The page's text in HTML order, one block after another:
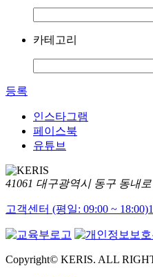
카테고리
등록
인스타그램
페이스북
유튜브
41061 대구광역시 동구 동내
고객센터 (평일: 09:00 ~ 18:00)
Copyright© KERIS. ALL